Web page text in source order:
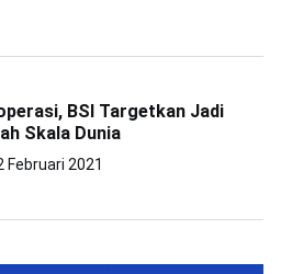
BSI Targetkan Jadi
Skala Dunia
Februari 2021